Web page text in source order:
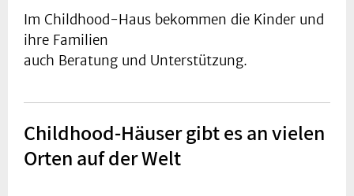
Im Childhood-Haus bekommen die Kinder und
ihre Familien
auch Beratung und Unterstützung.
Childhood-Häuser gibt es an vielen
Orten auf der Welt